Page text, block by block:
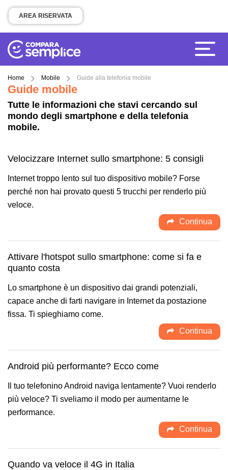
AREA RISERVATA
Home Mobile Guide alla telefonia mobile
Guide mobile
Tutte le informazioni che stavi cercando sul
mondo degli smartphone e della telefonia
mobile.
Velocizzare Internet sullo smartphone: 5 consigli
Internet troppo lento sul tuo dispositivo mobile? Forse
perché non hai provato questi 5 trucchi per renderlo più
veloce.
Continua
Attivare l'hotspot sullo smartphone: come si fa e
quanto costa
Lo smartphone è un dispositivo dai grandi potenziali,
capace anche di farti navigare in Internet da postazione
fissa. Ti spieghiamo come.
Continua
Android più performante? Ecco come
Il tuo telefonino Android naviga lentamente? Vuoi renderlo
più veloce? Ti sveliamo il modo per aumentarne le
performance.
Continua
Quando va veloce il 4G in Italia